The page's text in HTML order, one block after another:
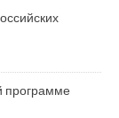
программе